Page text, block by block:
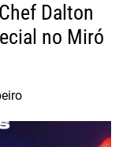
Dalton
no Miró